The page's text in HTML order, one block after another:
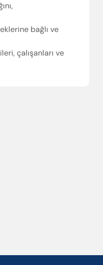
bağlı ve
çalışanları ve